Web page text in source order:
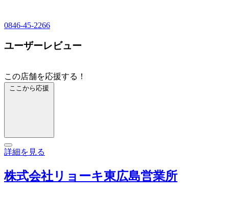
0846-45-2266
ユーザーレビュー
この店舗を応援する！
ここから応援
詳細を見る
株式会社リョーキ東広島営業所